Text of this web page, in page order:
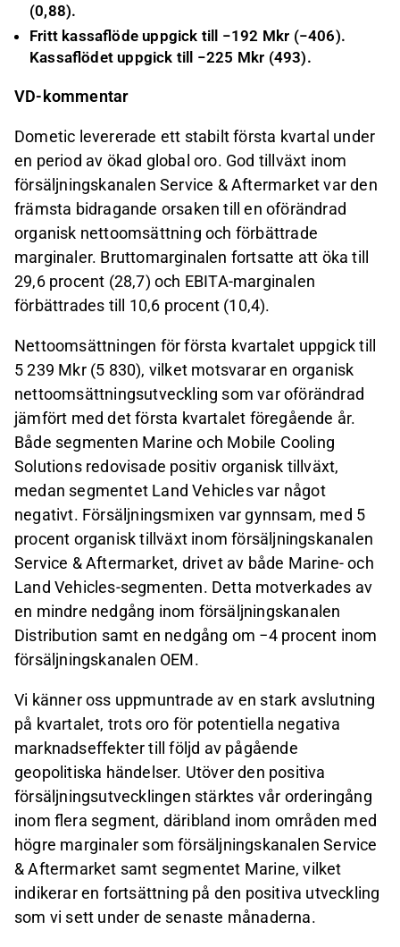
(0,88).
Fritt kassaflöde uppgick till −192 Mkr (−406).
Kassaflödet uppgick till −225 Mkr (493).
VD-kommentar
Dometic levererade ett stabilt första kvartal under
en period av ökad global oro. God tillväxt inom
försäljningskanalen Service & Aftermarket var den
främsta bidragande orsaken till en oförändrad
organisk nettoomsättning och förbättrade
marginaler. Bruttomarginalen fortsatte att öka till
29,6 procent (28,7) och EBITA-marginalen
förbättrades till 10,6 procent (10,4).
Nettoomsättningen för första kvartalet uppgick till
5 239 Mkr (5 830), vilket motsvarar en organisk
nettoomsättningsutveckling som var oförändrad
jämfört med det första kvartalet föregående år.
Både segmenten Marine och Mobile Cooling
Solutions redovisade positiv organisk tillväxt,
medan segmentet Land Vehicles var något
negativt. Försäljningsmixen var gynnsam, med 5
procent organisk tillväxt inom försäljningskanalen
Service & Aftermarket, drivet av både Marine-och
Land Vehicles-segmenten. Detta motverkades av
en mindre nedgång inom försäljningskanalen
Distribution samt en nedgång om −4 procent inom
försäljningskanalen OEM.
Vi känner oss uppmuntrade av en stark avslutning
på kvartalet, trots oro för potentiella negativa
marknadseffekter till följd av pågående
geopolitiska händelser. Utöver den positiva
försäljningsutvecklingen stärktes vår orderingång
inom flera segment, däribland inom områden med
högre marginaler som försäljningskanalen Service
& Aftermarket samt segmentet Marine, vilket
indikerar en fortsättning på den positiva utveckling
som vi sett under de senaste månaderna.